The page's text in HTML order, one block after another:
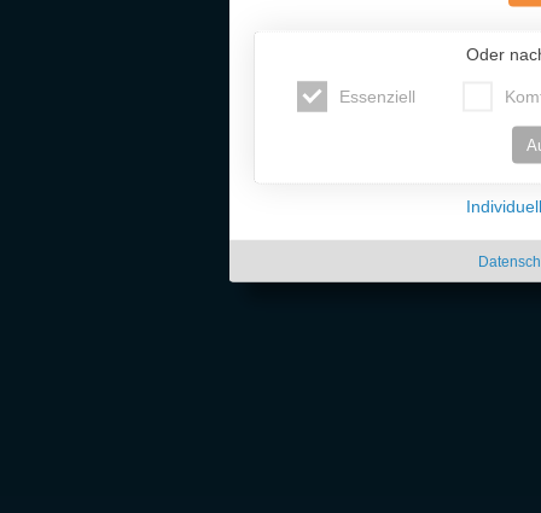
Oder
Essenziell